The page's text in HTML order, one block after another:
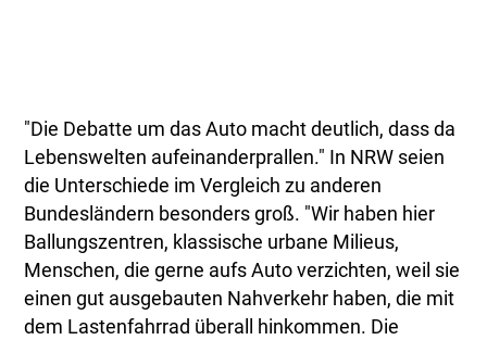
"Die Debatte um das Auto macht deutlich, dass da
Lebenswelten aufeinanderprallen." In NRW seien
die Unterschiede im Vergleich zu anderen
Bundesländern besonders groß. "Wir haben hier
Ballungszentren, klassische urbane Milieus,
Menschen, die gerne aufs Auto verzichten, weil sie
einen gut ausgebauten Nahverkehr haben, die mit
dem Lastenfahrrad überall hinkommen. Die